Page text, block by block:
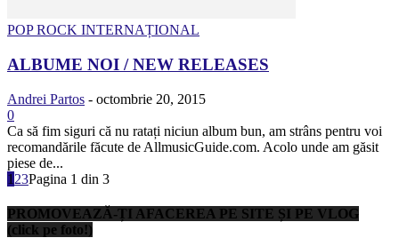
POP ROCK INTERNAȚIONAL
ALBUME NOI / NEW RELEASES
Andrei Partos - octombrie 20, 2015
0
Ca să fim siguri că nu ratați niciun album bun, am strâns pentru voi
recomandările făcute de AllmusicGuide.com. Acolo unde am găsit
piese de...
1 23Pagina 1 din 3
PROMOVEAZĂ-ȚI AFACEREA PE SITE ȘI PE VLOG
(click pe foto!)